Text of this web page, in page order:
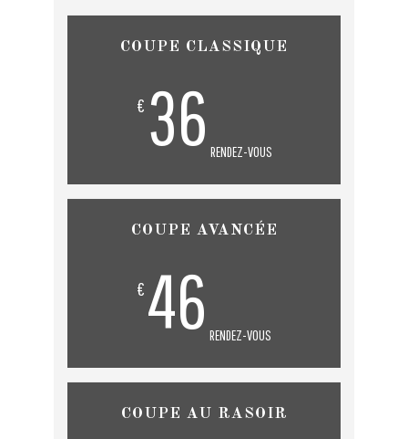
COUPE CLASSIQUE
€ 36 RENDEZ-VOUS
COUPE AVANCÉE
€ 46 RENDEZ-VOUS
COUPE AU RASOIR